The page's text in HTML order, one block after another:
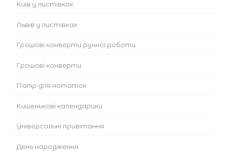
Київ у листівках
Львів у листівках
Грошові конверти ручної роботи
Грошові конверти
Папір для нотаток
Кишенькові календарики
Універсальні привітання
День народження